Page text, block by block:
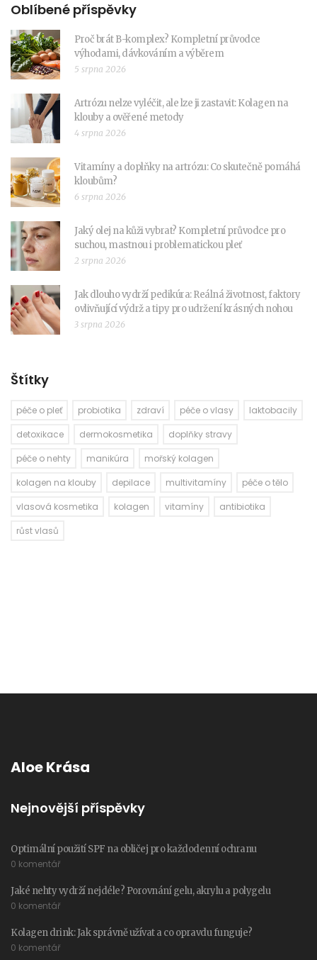
Oblíbené příspěvky
Proč brát B-komplex? Kompletní průvodce
výhodami, dávkováním a výběrem
5 srpna 2026
Artrózu nelze vyléčit, ale lze ji zastavit: Kolagen na
klouby a ověřené metody
4 srpna 2026
Vitamíny a doplňky na artrózu: Co skutečně pomáhá
kloubům?
6 srpna 2026
Jaký olej na kůži vybrat? Kompletní průvodce pro
suchou, mastnou i problematickou pleť
2 srpna 2026
Jak dlouho vydrží pedikúra: Reálná životnost, faktory
ovlivňující výdrž a tipy pro udržení krásných nohou
3 srpna 2026
Štítky
péče o pleť probiotika zdraví péče o vlasy
laktobacily
detoxikace
dermokosmetika
doplňky stravy
péče o nehty
manikúra
mořský kolagen
kolagen na klouby
depilace multivitamíny
péče o tělo
vlasová kosmetika
kolagen vitamíny
antibiotika
růst vlasů
Aloe Krása
Nejnovější příspěvky
Optimální použití SPF na obličej pro každodenní ochranu
0 komentář
Jaké nehty vydrží nejdéle? Porovnání gelu, akrylu a polygelu
0 komentář
Kolagen drink: Jak správně užívat a co opravdu funguje?
0 komentář